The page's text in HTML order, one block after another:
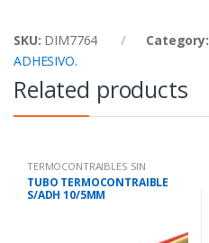
SKU: DIM7764 Category:
ADHESIVO.
Related products
TERMOCONTRAIBLES SIN
ADHESIVO.
TUBO TERMOCONTRAIBLE
S/ADH 10/5MM